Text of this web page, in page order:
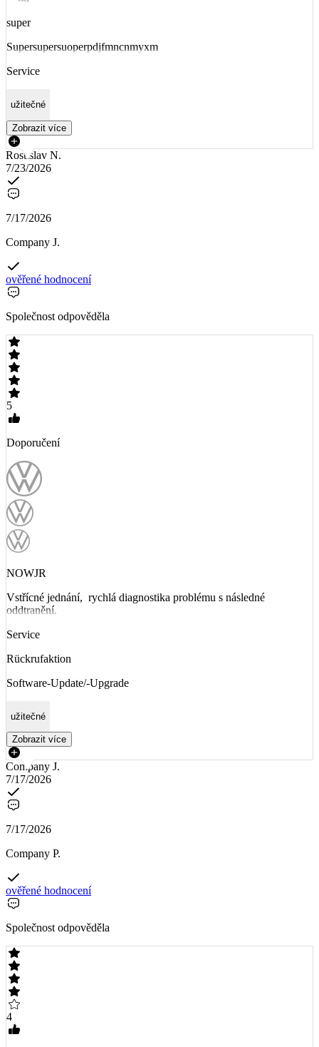
super
Supersupersuoperpdjfmncnmyxm
Service
užitečné
Zobrazit více
Rostislav N.
7/23/2026
7/17/2026
Company J.
ověřené hodnocení
Společnost odpověděla
5
Doporučení
NOWJR
Vstřícné jednání, rychlá diagnostika problému s následné
oddtranění.
Service
Rückrufaktion
Software-Update/-Upgrade
užitečné
Zobrazit více
Company J.
7/17/2026
7/17/2026
Company P.
ověřené hodnocení
Společnost odpověděla
4